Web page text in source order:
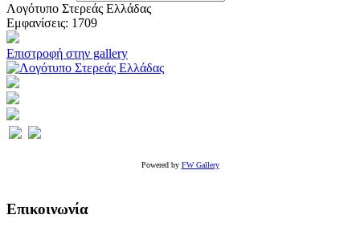
Λογότυπο Στερεάς Ελλάδας
Εμφανίσεις: 1709
Επιστροφή στην gallery
Powered by FW Gallery
Επικοινωνία